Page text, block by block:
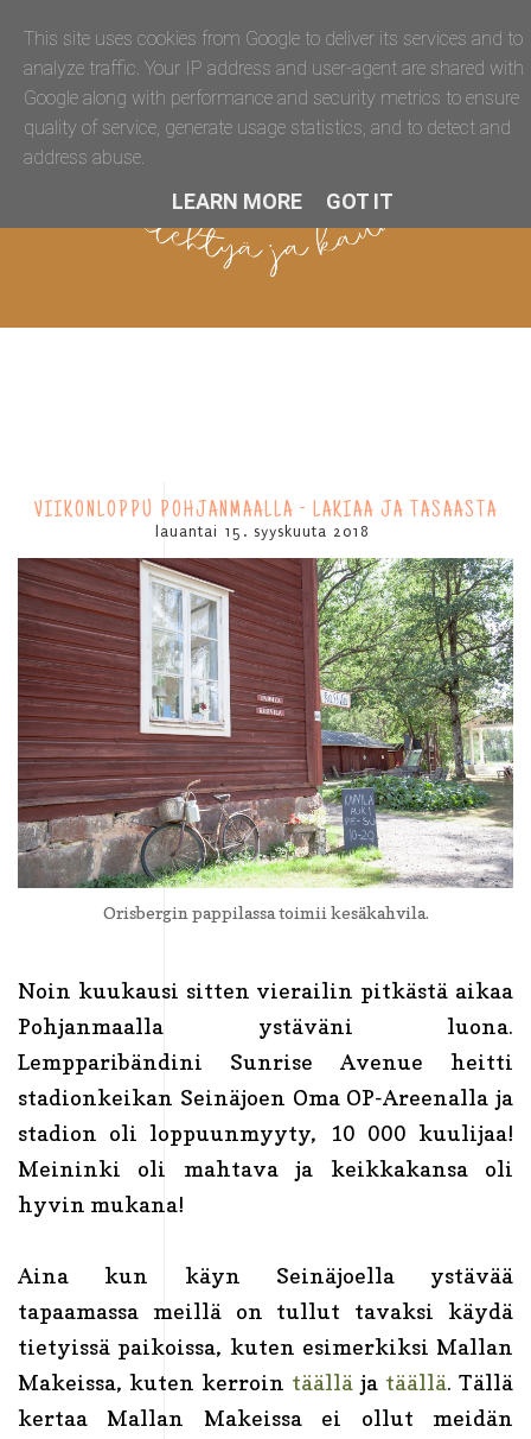
VIIKONLOPPU POHJANMAALLA - LAKIAA JA TASAASTA
lauantai 15. syyskuuta 2018
Orisbergin pappilassa toimii kesäkahvila.
Noin kuukausi sitten vierailin pitkästä aikaa
Pohjanmaalla ystäväni luona.
Lempparibändini Sunrise Avenue heitti
stadionkeikan Seinäjoen Oma OP-Areenalla ja
stadion oli loppuunmyyty, 10 000 kuulijaa!
Meininki oli mahtava ja keikkakansa oli
hyvin mukana!
Aina kun käyn Seinäjoella ystävää
tapaamassa meillä on tullut tavaksi käydä
tietyissä paikoissa, kuten esimerkiksi Mallan
Makeissa, kuten kerroin täällä ja täällä. Tällä
kertaa Mallan Makeissa ei ollut meidän
This site uses cookies from Google to deliver its services and to
analyze traffic. Your IP address and user-agent are shared with
Google along with performance and security metrics to ensure
quality of service, generate usage statistics, and to detect and
address abuse.
LEARN MORE GOT IT